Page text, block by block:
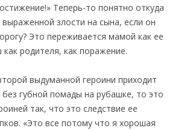
Теперь-то понятно откуда
злости на сына, если он
Это переживается мамой как ее
родителя, как поражение.
выдуманной героини приходит
губной помады на рубашке, то это
так, что это следствие ее
«Это все потому что я хорошая